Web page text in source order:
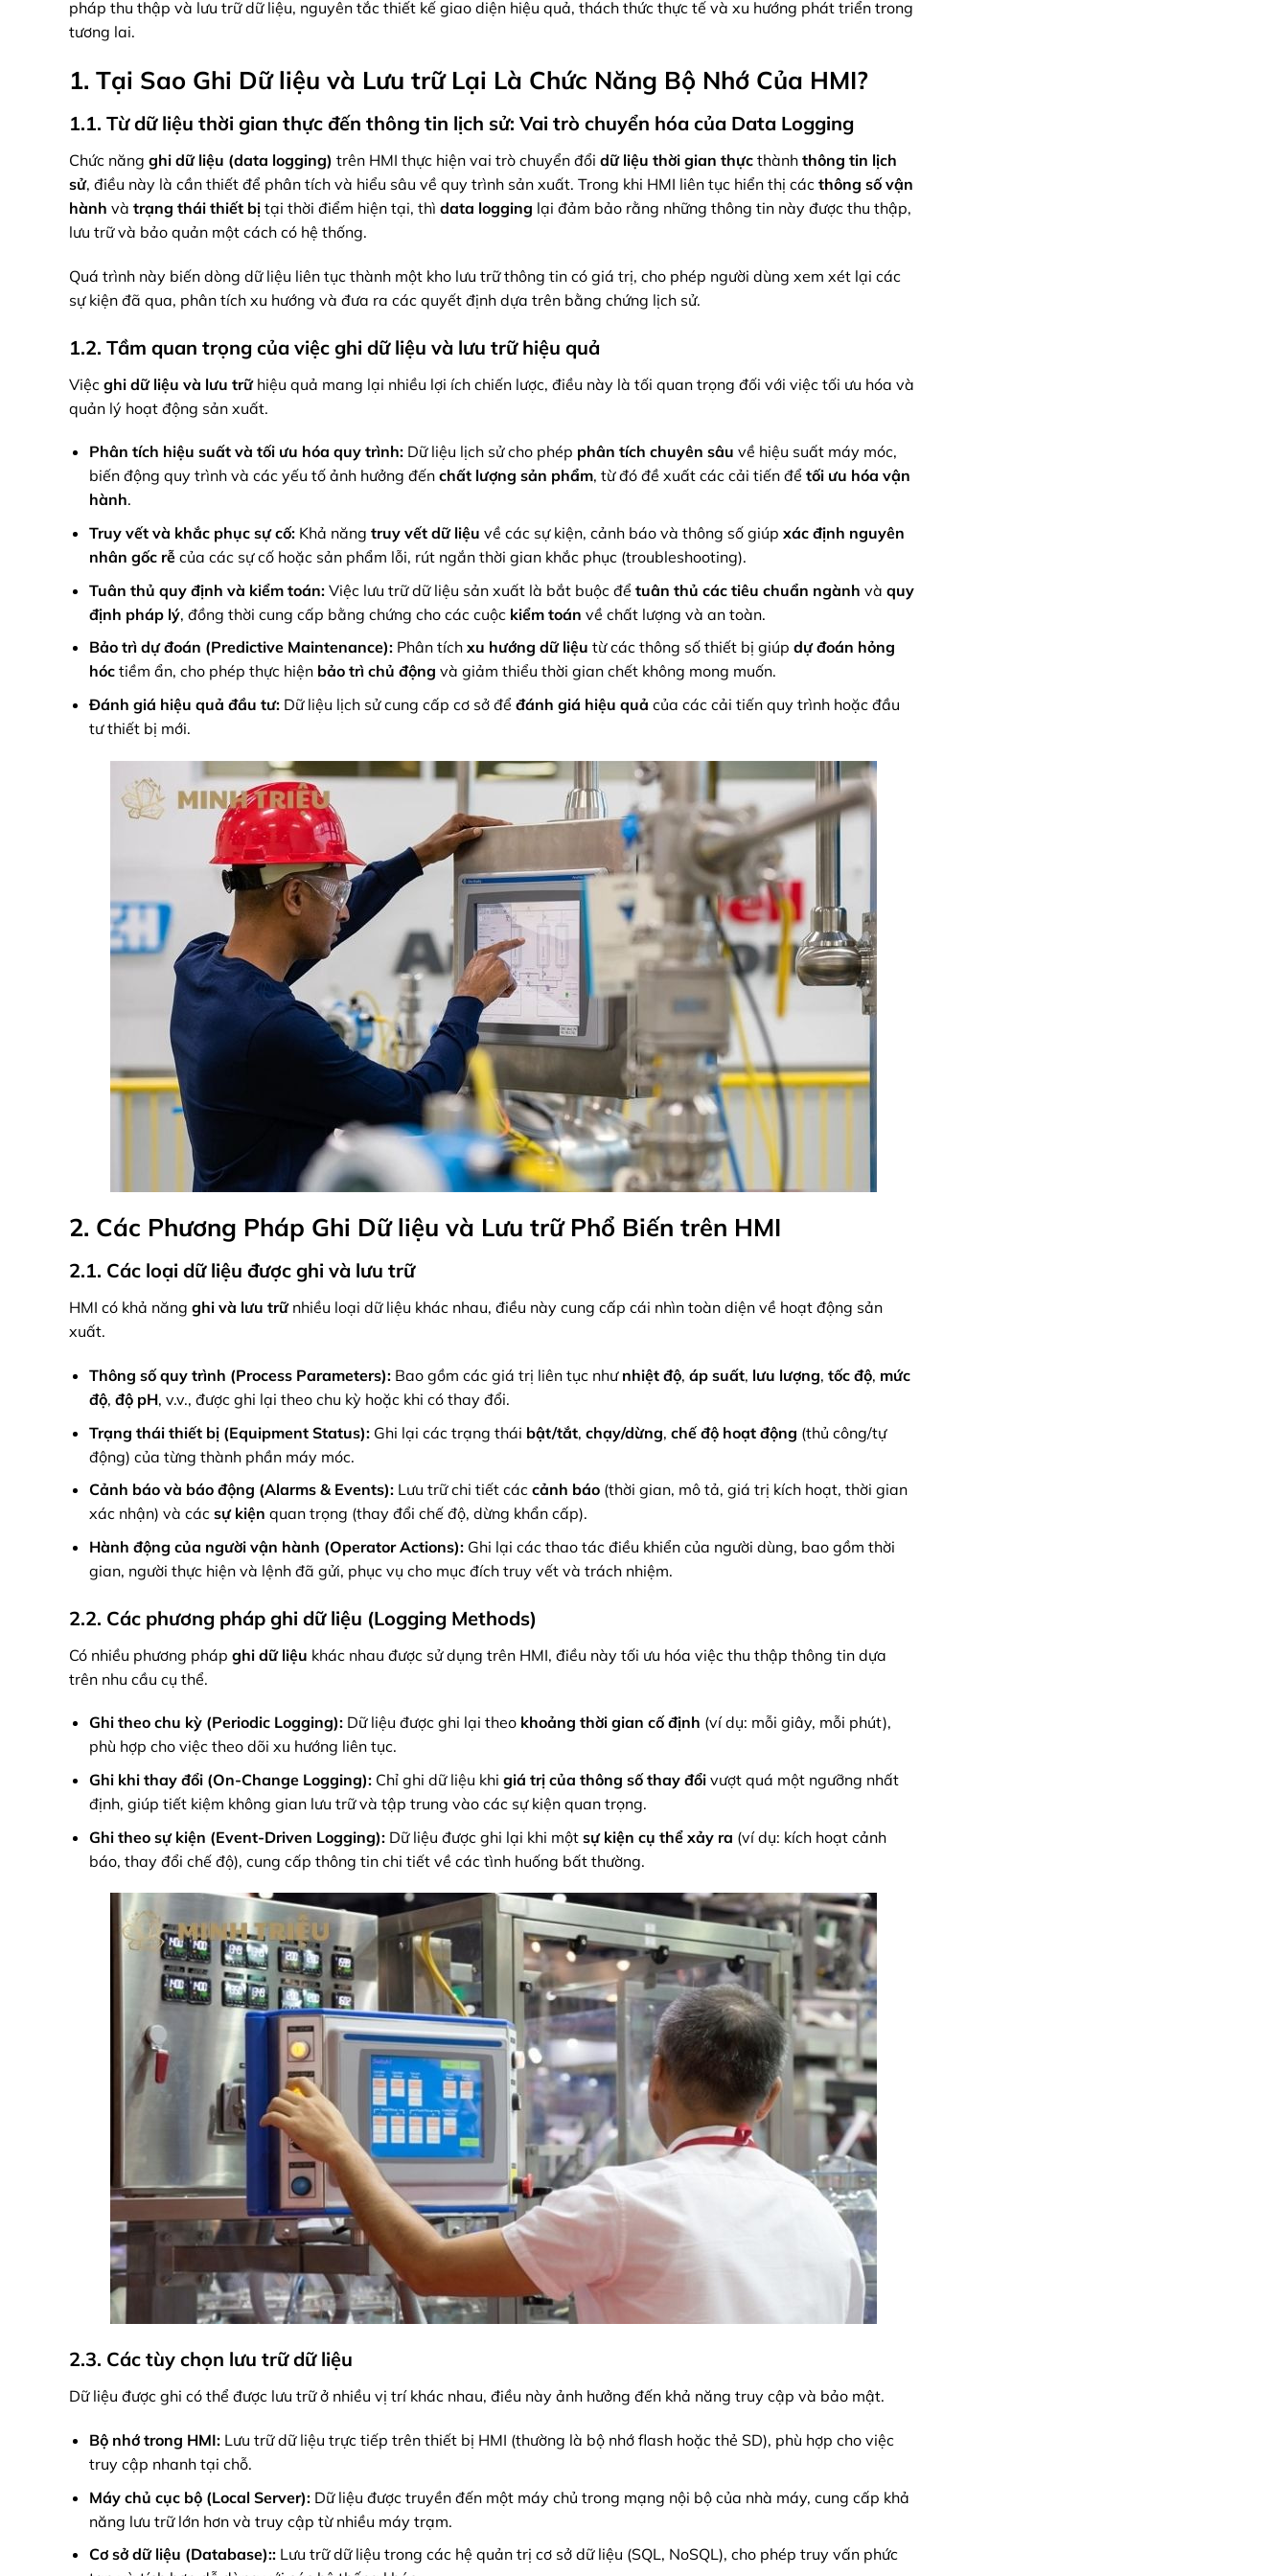
pháp thu thập và lưu trữ dữ liệu, nguyên tắc thiết kế giao diện hiệu quả, thách thức thực tế và xu hướng phát triển trong
tương lai.
1. Tại Sao Ghi Dữ liệu và Lưu trữ Lại Là Chức Năng Bộ Nhớ Của HMI?
1.1. Từ dữ liệu thời gian thực đến thông tin lịch sử: Vai trò chuyển hóa của Data Logging
Chức năng ghi dữ liệu (data logging) trên HMI thực hiện vai trò chuyển đổi dữ liệu thời gian thực thành thông tin lịch
sử, điều này là cần thiết để phân tích và hiểu sâu về quy trình sản xuất. Trong khi HMI liên tục hiển thị các thông số vận
hành và trạng thái thiết bị tại thời điểm hiện tại, thì data logging lại đảm bảo rằng những thông tin này được thu thập,
lưu trữ và bảo quản một cách có hệ thống.
Quá trình này biến dòng dữ liệu liên tục thành một kho lưu trữ thông tin có giá trị, cho phép người dùng xem xét lại các
sự kiện đã qua, phân tích xu hướng và đưa ra các quyết định dựa trên bằng chứng lịch sử.
1.2. Tầm quan trọng của việc ghi dữ liệu và lưu trữ hiệu quả
Việc ghi dữ liệu và lưu trữhiệu quả mang lại nhiều lợi ích chiến lược, điều này là tối quan trọng đối với việc tối ưu hóa và
quản lý hoạt động sản xuất.
Phân tích hiệu suất và tối ưu hóa quy trình:Dữ liệu lịch sử cho phép phân tích chuyên sâu về hiệu suất máy móc,
biến động quy trình và các yếu tố ảnh hưởng đến chất lượng sản phẩm, từ đó đề xuất các cải tiến để tối ưu hóa vận
hành.
Truy vết và khắc phục sự cố:Khả năng truy vết dữ liệu về các sự kiện, cảnh báo và thông số giúp xác định nguyên
nhân gốc rễcủa các sự cố hoặc sản phẩm lỗi, rút ngắn thời gian khắc phục (troubleshooting).
Tuân thủ quy định và kiểm toán:Việc lưu trữ dữ liệu sản xuất là bắt buộc để tuân thủ các tiêu chuẩn ngành và quy
định pháp lý, đồng thời cung cấp bằng chứng cho các cuộc kiểm toán về chất lượng và an toàn.
Bảo trì dự đoán (Predictive Maintenance):Phân tích xu hướng dữ liệu từ các thông số thiết bị giúp dự đoán hỏng
hóctiềm ẩn, cho phép thực hiện bảo trì chủ động và giảm thiểu thời gian chết không mong muốn.
Đánh giá hiệu quả đầu tư:Dữ liệu lịch sử cung cấp cơ sở để đánh giá hiệu quả của các cải tiến quy trình hoặc đầu
tư thiết bị mới.
2. Các Phương Pháp Ghi Dữ liệu và Lưu trữ Phổ Biến trên HMI
2.1. Các loại dữ liệu được ghi và lưu trữ
HMI có khả năng ghi và lưu trữnhiều loại dữ liệu khác nhau, điều này cung cấp cái nhìn toàn diện về hoạt động sản
xuất.
Thông số quy trình (Process Parameters):Bao gồm các giá trị liên tục như nhiệt độ, áp suất, lưu lượng, tốc độ, mức
độ, độ pH, v.v., được ghi lại theo chu kỳ hoặc khi có thay đổi.
Trạng thái thiết bị (Equipment Status):Ghi lại các trạng thái bật/tắt, chạy/dừng, chế độ hoạt động (thủ công/tự
động) của từng thành phần máy móc.
Cảnh báo và báo động (Alarms & Events):Lưu trữ chi tiết các cảnh báo(thời gian, mô tả, giá trị kích hoạt, thời gian
xác nhận) và các sự kiện quan trọng (thay đổi chế độ, dừng khẩn cấp).
Hành động của người vận hành (Operator Actions):Ghi lại các thao tác điều khiển của người dùng, bao gồm thời
gian, người thực hiện và lệnh đã gửi, phục vụ cho mục đích truy vết và trách nhiệm.
2.2. Các phương pháp ghi dữ liệu (Logging Methods)
Có nhiều phương pháp ghi dữ liệu khác nhau được sử dụng trên HMI, điều này tối ưu hóa việc thu thập thông tin dựa
trên nhu cầu cụ thể.
Ghi theo chu kỳ (Periodic Logging):Dữ liệu được ghi lại theo khoảng thời gian cố định (ví dụ: mỗi giây, mỗi phút),
phù hợp cho việc theo dõi xu hướng liên tục.
Ghi khi thay đổi (On-Change Logging):Chỉ ghi dữ liệu khi giá trị của thông số thay đổivượt quá một ngưỡng nhất
định, giúp tiết kiệm không gian lưu trữ và tập trung vào các sự kiện quan trọng.
Ghi theo sự kiện (Event-Driven Logging):Dữ liệu được ghi lại khi một sự kiện cụ thể xảy ra (ví dụ: kích hoạt cảnh
báo, thay đổi chế độ), cung cấp thông tin chi tiết về các tình huống bất thường.
2.3. Các tùy chọn lưu trữ dữ liệu
Dữ liệu được ghi có thể được lưu trữ ở nhiều vị trí khác nhau, điều này ảnh hưởng đến khả năng truy cập và bảo mật.
Bộ nhớ trong HMI:Lưu trữ dữ liệu trực tiếp trên thiết bị HMI (thường là bộ nhớ flash hoặc thẻ SD), phù hợp cho việc
truy cập nhanh tại chỗ.
Máy chủ cục bộ (Local Server):Dữ liệu được truyền đến một máy chủ trong mạng nội bộ của nhà máy, cung cấp khả
năng lưu trữ lớn hơn và truy cập từ nhiều máy trạm.
Cơ sở dữ liệu (Database)::Lưu trữ dữ liệu trong các hệ quản trị cơ sở dữ liệu (SQL, NoSQL), cho phép truy vấn phức